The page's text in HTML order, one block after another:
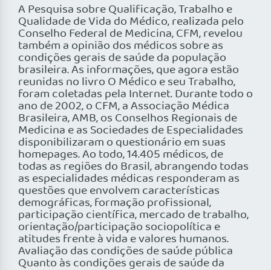
A Pesquisa sobre Qualificação, Trabalho e
Qualidade de Vida do Médico, realizada pelo
Conselho Federal de Medicina, CFM, revelou
também a opinião dos médicos sobre as
condições gerais de saúde da população
brasileira. As informações, que agora estão
reunidas no livro O Médico e seu Trabalho,
foram coletadas pela Internet. Durante todo o
ano de 2002, o CFM, a Associação Médica
Brasileira, AMB, os Conselhos Regionais de
Medicina e as Sociedades de Especialidades
disponibilizaram o questionário em suas
homepages. Ao todo, 14.405 médicos, de
todas as regiões do Brasil, abrangendo todas
as especialidades médicas responderam as
questões que envolvem características
demográficas, formação profissional,
participação científica, mercado de trabalho,
orientação/participação sociopolítica e
atitudes frente à vida e valores humanos.
Avaliação das condições de saúde pública
Quanto às condições gerais de saúde da